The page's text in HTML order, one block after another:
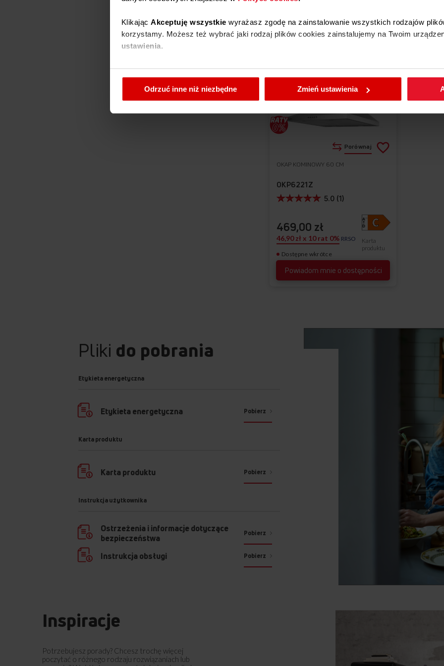
Klikając Akceptuję wszystkie wyrażasz zgodę na zainstalowanie wszystkich rodzajów
korzystamy. Możesz też wybrać jaki rodzaj plików cookies zainstalujemy na Twoim
ustawienia.
W każdej chwili możesz zmienić wybrane przez Ciebie ustawienia plików cookies wchodząc
Odrzuć inne niż niezbędne
Zmień ustawienia
Zobacz podobne produkty
Dostępne wkrótce
OKAP KOMINOWY 60 CM
OKP6221Z
Powiadom mnie o dostępności
5.0 (1)
Karta
produktu
469,00 zł
46,90 zł x 10 rat 0% RRSO
Porównaj Dodaj
Pliki do pobrania
Etykieta energetyczna
Etykieta energetyczna Pobierz
Karta produktu
Karta produktu Pobierz
Instrukcja użytkownika
Ostrzeżenia i informacje dotyczące
bezpieczeństwa
Pobierz
Instrukcja obsługi Pobierz
Inspiracje
Potrzebujesz porady? Chcesz trochę więcej
poczytać o różnego rodzaju rozwiązaniach lub